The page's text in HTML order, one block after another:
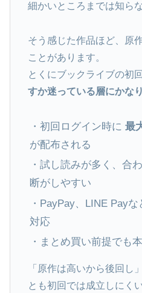
細かいところまでは知ら
そう感じた作品ほど、原
ことがあります。
とくにブックライブの初
すか迷っている層にかな
・初回ログイン時に最
が配布される
・試し読みが多く、合
断がしやすい
・PayPay、LINE Pay
対応
・まとめ買い前提でも
「原作は高いから後回し
とも初回では成立しにく